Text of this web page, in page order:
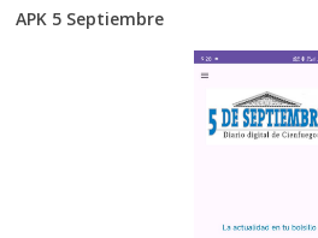
APK 5 Septiembre